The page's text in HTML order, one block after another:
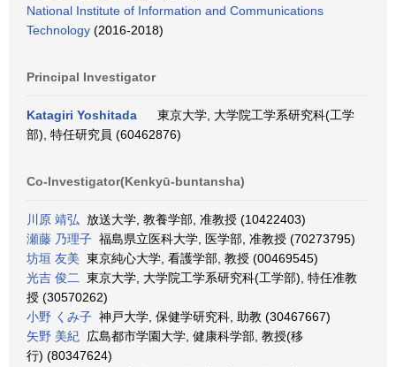
National Institute of Information and Communications
Technology (2016-2018)
Principal Investigator
Katagiri Yoshitada
東京大学, 大学院工学系研究科(工学
部), 特任研究員 (60462876)
Co-Investigator(Kenkyū-buntansha)
川原 靖弘 放送大学, 教養学部, 准教授 (10422403)
瀬藤 乃理子 福島県立医科大学, 医学部, 准教授 (70273795)
坊垣 友美 東京純心大学, 看護学部, 教授 (00469545)
光吉 俊二
東京大学, 大学院工学系研究科(工学部), 特任准教
授 (30570262)
小野 くみ子 神戸大学, 保健学研究科, 助教 (30467667)
矢野 美紀 広島都市学園大学, 健康科学部, 教授(移
行) (80347624)